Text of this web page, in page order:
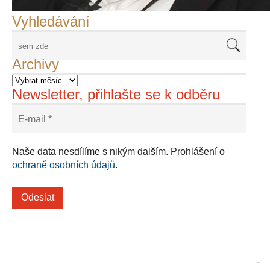
Vyhledávání
Archivy
Newsletter, přihlašte se k odběru
Naše data nesdílíme s nikým dalším. Prohlášení o
ochraně osobních údajů.